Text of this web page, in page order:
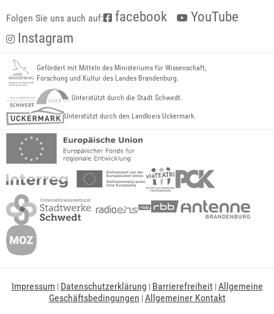
Folgen Sie uns auch auf: facebook
YouTube
Instagram
Gefördert mit Mitteln des Ministeriums für Wissenschaft,
Forschung und Kultur des Landes Brandenburg.
Unterstützt durch die Stadt Schwedt.
Unterstützt durch den Landkreis Uckermark.
Impressum | Datenschutzerklärung | Barrierefreiheit|Allgemeine
Geschäftsbedingungen |Allgemeiner Kontakt